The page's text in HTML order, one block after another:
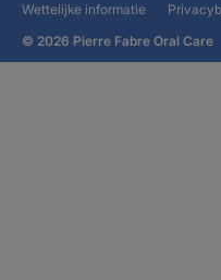
Wettelijke informatie
© 2026 Pierre Fabre Oral Care